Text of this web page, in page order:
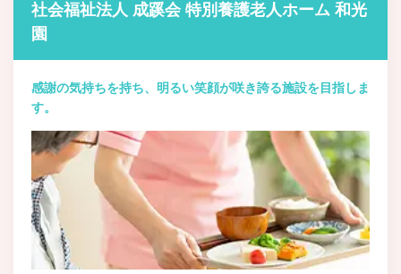
社会福祉法人 成蹊会 特別養護老人ホーム 和光
園
感謝の気持ちを持ち、明るい笑顔が咲き誇る施設を目指しま
す。